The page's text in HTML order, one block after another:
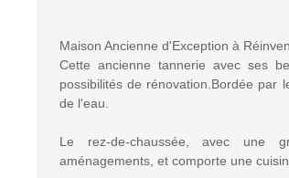
Maison Ancienne d'Exception à
Cette ancienne tannerie avec ses
possibilités de rénovation.Bordée
de l'eau.
Le rez-de-chaussée, avec une
aménagements, et comporte une